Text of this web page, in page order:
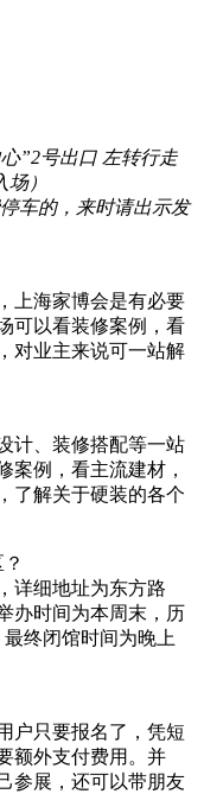
”2号出口 左转行走
）
车的，来时请出示发
上海家博会是有必要
可以看装修案例，看
对业主来说可一站解
计、装修搭配等一站
案例，看主流建材，
了解关于硬装的各个
详细地址为东方路
办时间为本周末，历
最终闭馆时间为晚上
户只要报名了，凭短
额外支付费用。并
参展，还可以带朋友